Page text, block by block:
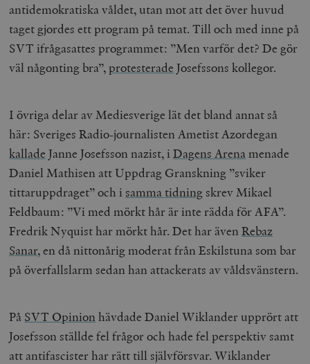
antidemokratiska våldet, utan mot att det över huvud
taget gjordes ett program på temat. Till och med inne på
SVT ifrågasattes programmet: ”Men varför det? De gör
väl någonting bra”, protesterade Josefssons kollegor.
I övriga delar av Mediesverige lät det bland annat så
här: Sveriges Radio-journalisten Ametist Azordegan
kallade Janne Josefsson nazist, iDagens Arena menade
Daniel Mathisen att Uppdrag Granskning ”sviker
tittaruppdraget” och i samma tidning skrev Mikael
Feldbaum: ”Vi med mörkt hår är inte rädda för AFA”.
Fredrik Nyquist har mörkt hår. Det har ävenRebaz
Sanar, en då nittonårig moderat från Eskilstuna som bar
på överfallslarm sedan han attackerats av våldsvänstern.
På SVT Opinionhävdade Daniel Wiklander upprört att
Josefsson ställde fel frågor och hade fel perspektiv samt
att antifascister har rätt till självförsvar. Wiklander